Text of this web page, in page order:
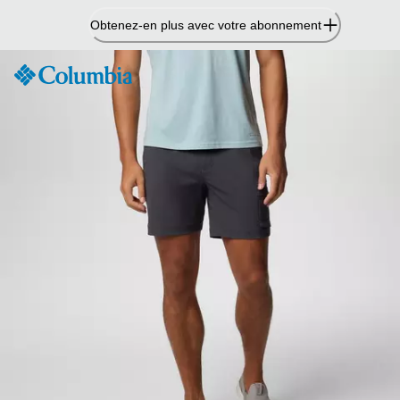
Obtenez-en plus avec votre abonnement